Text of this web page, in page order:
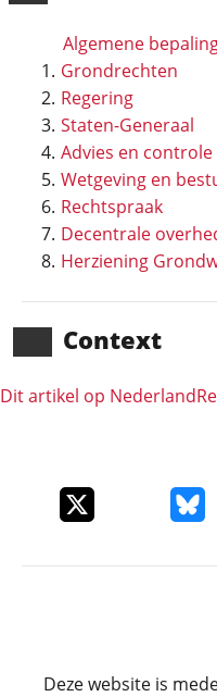
Algemene
Grondrechten
Regering
Staten-Generaal
Advies en controle
Wetgeving en
Rechtspraak
Decentrale
Herziening
Context
Dit artikel op
Deel dit item op X
Deel
Deze website is